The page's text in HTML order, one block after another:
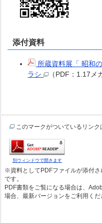
添付資料
所蔵資料展「 昭和
ラシ
（PDF：1.17メ
このマークがついているリン
別ウィンドウで開きます
※資料としてPDFファイルが添付
です。
PDF書類をご覧になる場合は、
場合、最新バージョンをご利用くだ